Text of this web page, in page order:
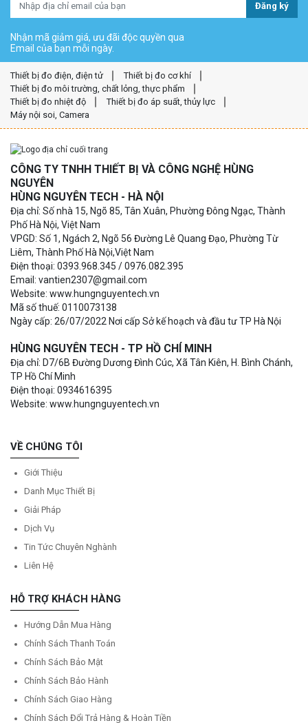
Đăng ký
Nhận mã giảm giá, ưu đãi độc quyền qua
Email của bạn mỗi ngày.
Thiết bị đo điện, điện tử
Thiết bị đo cơ khí
Thiết bị đo môi trường, chất lỏng, thực phẩm
Thiết bị đo nhiệt độ
Thiết bị đo áp suất, thủy lực
Máy nội soi, Camera
CÔNG TY TNHH THIẾT BỊ VÀ CÔNG NGHỆ HÙNG
NGUYÊN
HÙNG NGUYÊN TECH - HÀ NỘI
Địa chỉ: Số nhà 15, Ngõ 85, Tân Xuân, Phường Đông Ngạc, Thành
Phố Hà Nội, Việt Nam
VPGD: Số 1, Ngách 2, Ngõ 56 Đường Lê Quang Đạo, Phường Từ
Liêm, Thành Phố Hà Nội,Việt Nam
Điện thoại: 0393.968.345 / 0976.082.395
Email: vantien2307@gmail.com
Website: www.hungnguyentech.vn
Mã số thuế: 0110073138
Ngày cấp: 26/07/2022 Nơi cấp Sở kế hoạch và đầu tư TP Hà Nội
HÙNG NGUYÊN TECH - TP HỒ CHÍ MINH
Địa chỉ: D7/6B Đường Dương Đình Cúc, Xã Tân Kiên, H. Bình Chánh,
TP Hồ Chí Minh
Điện thoại: 0934616395
Website: www.hungnguyentech.vn
VỀ CHÚNG TÔI
Giới Thiệu
Danh Mục Thiết Bị
Giải Pháp
Dịch Vụ
Tin Tức Chuyên Nghành
Liên Hệ
HỖ TRỢ KHÁCH HÀNG
Hướng Dẫn Mua Hàng
Chính Sách Thanh Toán
Chính Sách Bảo Mật
Chính Sách Bảo Hành
Chính Sách Giao Hàng
Chính Sách Đổi Trả Hàng & Hoàn Tiền